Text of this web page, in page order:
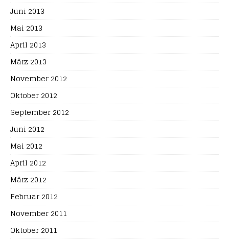
Juni 2013
Mai 2013
April 2013
März 2013
November 2012
Oktober 2012
September 2012
Juni 2012
Mai 2012
April 2012
März 2012
Februar 2012
November 2011
Oktober 2011